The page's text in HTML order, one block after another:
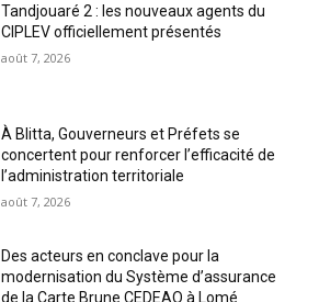
Tandjouaré 2 : les nouveaux agents du
CIPLEV officiellement présentés
août 7, 2026
À Blitta, Gouverneurs et Préfets se
concertent pour renforcer l’efficacité de
l’administration territoriale
août 7, 2026
Des acteurs en conclave pour la
modernisation du Système d’assurance
de la Carte Brune CEDEAO à Lomé